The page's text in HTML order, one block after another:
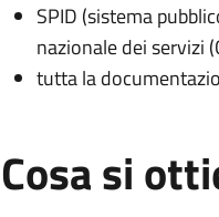
SPID (sistema
nazionale dei servizi
tutta la
Cosa si